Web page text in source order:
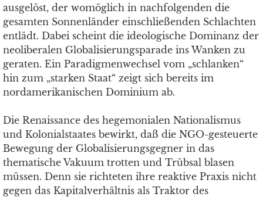
ausgelöst, der womöglich in nachfolgenden die
gesamten Sonnenländer einschließenden Schlachten
entlädt. Dabei scheint die ideologische Dominanz der
neoliberalen Globalisierungsparade ins Wanken zu
geraten. Ein Paradigmenwechsel vom „schlanken“
hin zum „starken Staat“ zeigt sich bereits im
nordamerikanischen Dominium ab.
Die Renaissance des hegemonialen Nationalismus
und Kolonialstaates bewirkt, daß die NGO-gesteuerte
Bewegung der Globalisierungsgegner in das
thematische Vakuum trotten und Trübsal blasen
müssen. Denn sie richteten ihre reaktive Praxis nicht
gegen das Kapitalverhältnis als Traktor des